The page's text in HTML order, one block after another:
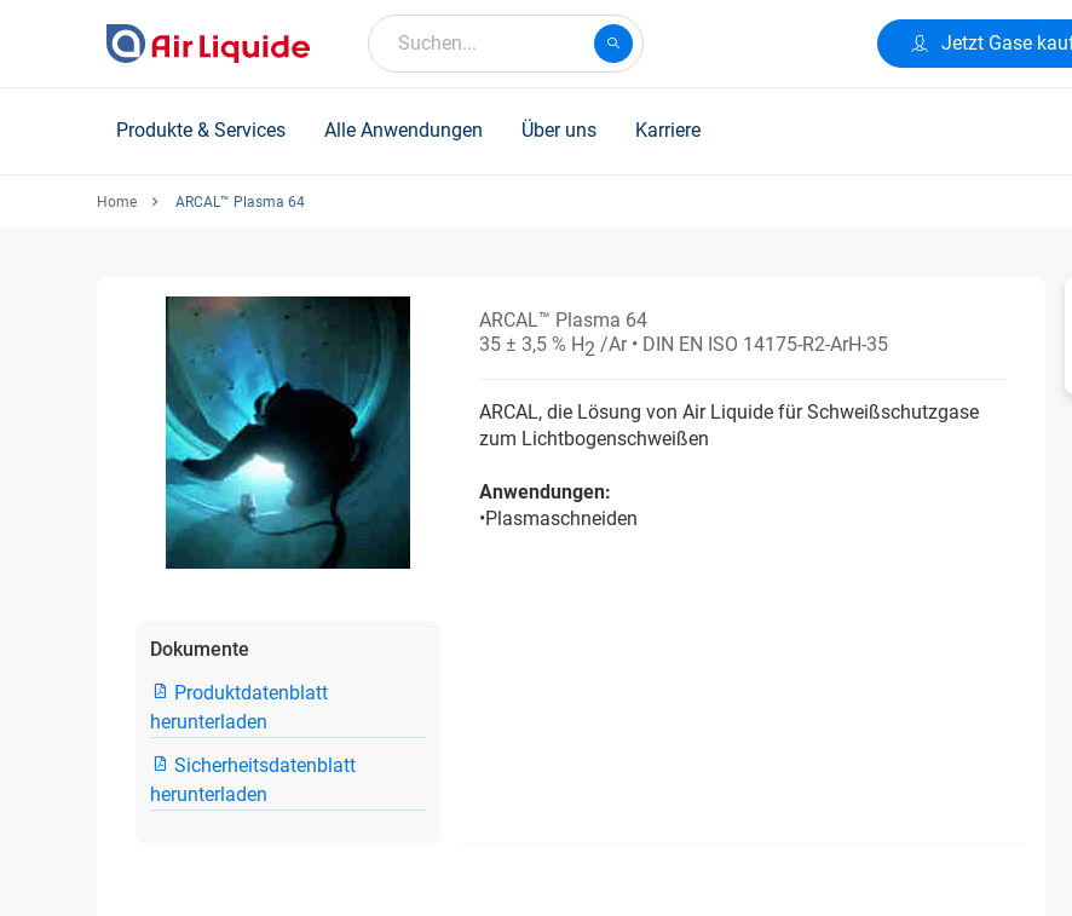
Suchen... Jetzt Gase
Produkte & Services Alle Anwendungen Über uns Karriere
Home ARCAL™ Plasma 64
Dokumente
Produktdatenblatt
herunterladen
Sicherheitsdatenblatt
herunterladen
ARCAL™ Plasma 64
35 ± 3,5 % H2 /Ar • DIN EN ISO 14175-R2-ArH-35
ARCAL, die Lösung von Air Liquide für Schweißschutzgase
zum Lichtbogenschweißen
Anwendungen:
•Plasmaschneiden